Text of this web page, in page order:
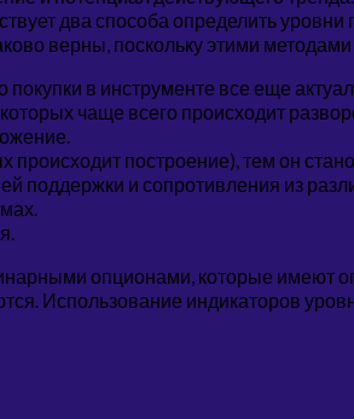
два способа определить
верны, поскольку этими
в инструменте все еще
чаще всего происходит
построение), тем он
поддержки и сопротивления из
опционами, которые
Использование индикаторов